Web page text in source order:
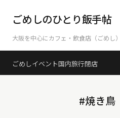
ごめしのひとり飯手帖
大阪を中心にカフェ・飲食店（ごめし
ごめしイベント国内旅行閉店
#焼き鳥